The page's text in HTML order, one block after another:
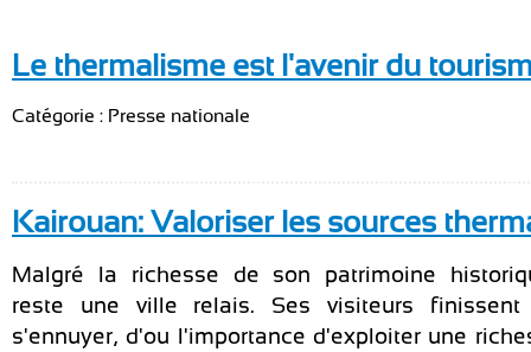
Le thermalisme est l'avenir du
Catégorie : Presse nationale
Kairouan: Valoriser les sources
Malgré la richesse de son patrimoine
reste une ville relais. Ses visiteurs finissent
s'ennuyer, d'ou l'importance d'exploiter une